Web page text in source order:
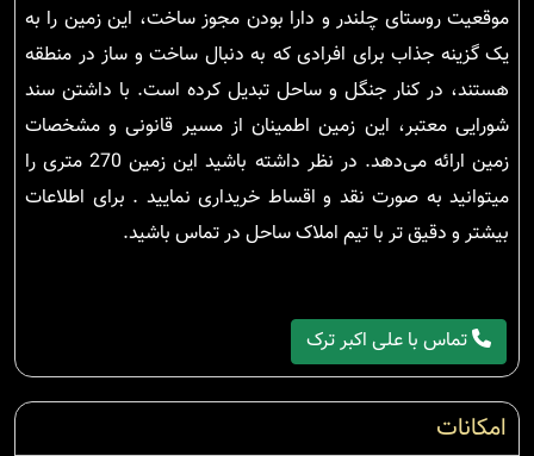
موقعیت روستای چلندر و دارا بودن مجوز ساخت، این زمین را به
یک گزینه جذاب برای افرادی که به دنبال ساخت و ساز در منطقه
هستند، در کنار جنگل و ساحل تبدیل کرده است. با داشتن سند
شورایی معتبر، این زمین اطمینان از مسیر قانونی و مشخصات
زمین ارائه می‌دهد. در نظر داشته باشید این زمین 270 متری را
میتوانید به صورت نقد و اقساط خریداری نمایید . برای اطلاعات
بیشتر و دقیق تر با تیم املاک ساحل در تماس باشید.
تماس با علی اکبر ترک
امکانات